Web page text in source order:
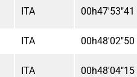
ITA 00h47'53"41
ITA 00h48'02"50
ITA 00h48'04"15